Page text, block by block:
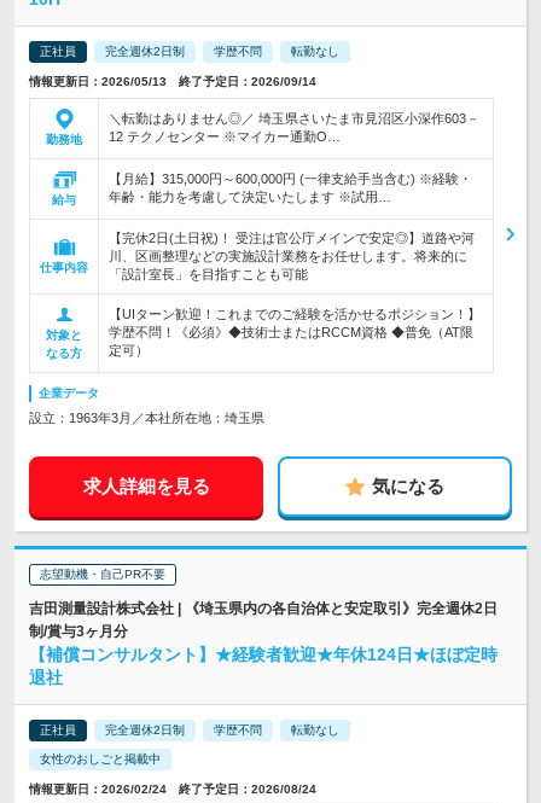
正社員 完全週休2日制 学歴不問 転勤なし
情報更新日：2026/05/13 終了予定日：2026/09/14
勤務地
＼転勤はありません◎／ 埼玉県さいたま市見沼区小深作603－
12 テクノセンター ※マイカー通勤O…
給与
【月給】315,000円～600,000円 (一律支給手当含む) ※経験・
年齢・能力を考慮して決定いたします ※試用…
仕事内容
【完休2日(土日祝)！ 受注は官公庁メインで安定◎】道路や河
川、区画整理などの実施設計業務をお任せします。将来的に
「設計室長」を目指すことも可能
対象と
なる方
【UIターン歓迎！これまでのご経験を活かせるポジション！】
学歴不問！《必須》◆技術士またはRCCM資格 ◆普免（AT限
定可）
企業データ
設立：1963年3月／本社所在地：埼玉県
求人詳細を見る 気になる
志望動機・自己PR不要
吉田測量設計株式会社 | 《埼玉県内の各自治体と安定取引》完全週休2日
制/賞与3ヶ月分
【補償コンサルタント】★経験者歓迎★年休124日★ほぼ定時
退社
正社員 完全週休2日制 学歴不問 転勤なし
女性のおしごと掲載中
情報更新日：2026/02/24 終了予定日：2026/08/24